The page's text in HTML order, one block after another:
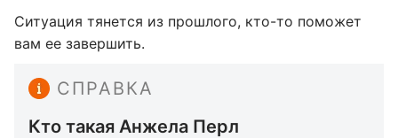
Ситуация тянется из прошлого, кто-то поможет
вам ее завершить.
СПРАВКА
Кто такая Анжела Перл